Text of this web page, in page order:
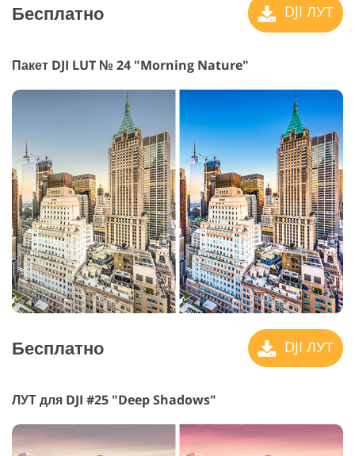
Бесплатно DJI ЛУТ
Пакет DJI LUT № 24 "Morning Nature"
Бесплатно DJI ЛУТ
ЛУТ для DJI #25 "Deep Shadows"